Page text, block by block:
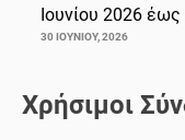
Ιουνίου 2026
30 ΙΟΥΝΊΟΥ, 2026
Χρήσιμοι